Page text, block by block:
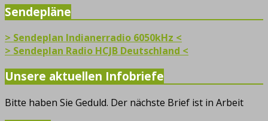
Sendepläne
> Sendeplan Indianerradio 6050kHz <
> Sendeplan Radio HCJB Deutschland <
Unsere aktuellen Infobriefe
Bitte haben Sie Geduld. Der nächste Brief ist in Arbeit